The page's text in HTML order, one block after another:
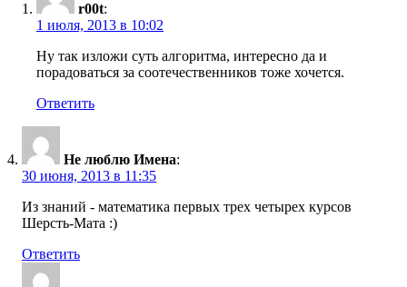
r00t:
1 июля, 2013 в 10:02
Ну так изложи суть алгоритма, интересно да и
порадоваться за соотечественников тоже хочется.
Ответить
Не люблю Имена:
30 июня, 2013 в 11:35
Из знаний - математика первых трех четырех курсов
Шерсть-Мата :)
Ответить